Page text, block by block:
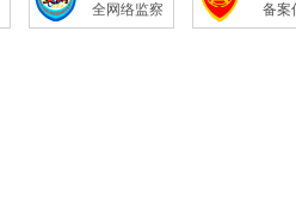
全网络监察
备案